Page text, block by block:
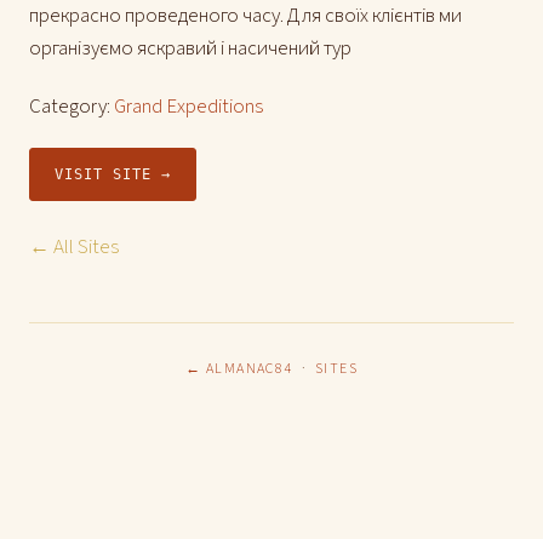
прекрасно проведеного часу. Для своїх клієнтів ми
організуємо яскравий і насичений тур
Category: Grand Expeditions
VISIT SITE →
← All Sites
← ALMANAC84 · SITES